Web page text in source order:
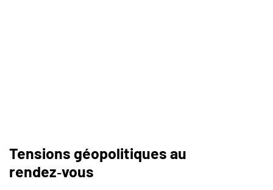
Tensions géopolitiques au
rendez‑vous